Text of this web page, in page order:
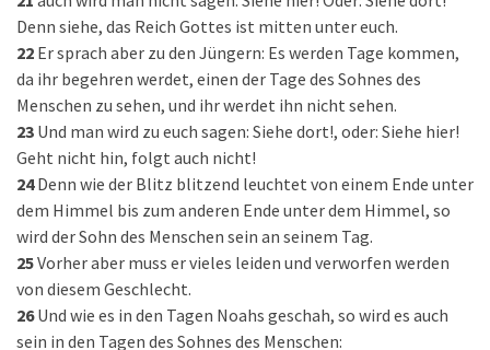
Denn siehe, das Reich Gottes ist mitten unter euch.
22 Er sprach aber zu den Jüngern: Es werden Tage kommen,
da ihr begehren werdet, einen der Tage des Sohnes des
Menschen zu sehen, und ihr werdet ihn nicht sehen.
23 Und man wird zu euch sagen: Siehe dort!, oder: Siehe hier!
Geht nicht hin, folgt auch nicht!
24 Denn wie der Blitz blitzend leuchtet von einem Ende unter
dem Himmel bis zum anderen Ende unter dem Himmel, so
wird der Sohn des Menschen sein an seinem Tag.
25Vorher aber muss er vieles leiden und verworfen werden
von diesem Geschlecht.
26 Und wie es in den Tagen Noahs geschah, so wird es auch
sein in den Tagen des Sohnes des Menschen: